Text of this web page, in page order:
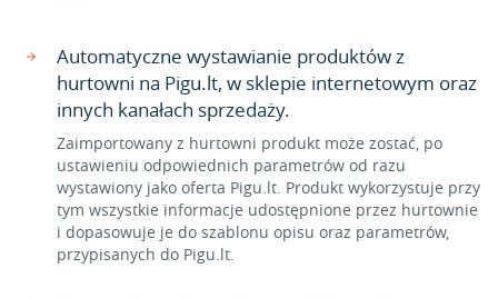
Automatyczne wystawianie produktów z
hurtowni na Pigu.lt, w sklepie internetowym oraz
innych kanałach sprzedaży.
Zaimportowany z hurtowni produkt może zostać, po
ustawieniu odpowiednich parametrów od razu
wystawiony jako oferta Pigu.lt. Produkt wykorzystuje przy
tym wszystkie informacje udostępnione przez hurtownie
i dopasowuje je do szablonu opisu oraz parametrów,
przypisanych do Pigu.lt.